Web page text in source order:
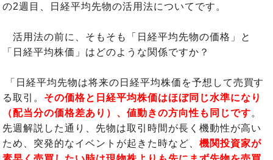
の2週目、日経平均先物の活用法についてです。
活用法の前に、そもそも「日経平均先物の価格」と
「日経平均株価」はどのような関係ですか？
「日経平均先物は将来の日経平均株価を予想して売買す
る取引。 その価格と日経平均株価はほぼ同じ水準になり
（配当分の価格差あり）、値動きの方向性も同じです。
先週解説した通り、先物は取引時間が長く機動性が高い
ため、突発的なイベントが起きた時など、 機関投資家が